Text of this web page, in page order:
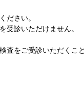
ださい。​
受診いただけません。​
査をご受診いただくこ